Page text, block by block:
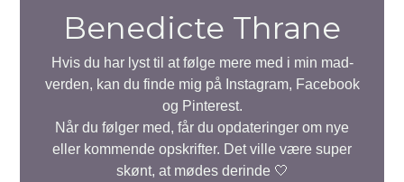
Benedicte Thrane
Hvis du har lyst til at følge mere med i min mad-
verden, kan du finde mig på Instagram, Facebook
og Pinterest.
Når du følger med, får du opdateringer om nye
eller kommende opskrifter. Det ville være super
skønt, at mødes derinde 🤍